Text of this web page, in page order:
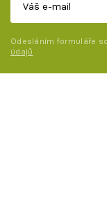
Odesláním formuláře
údajů